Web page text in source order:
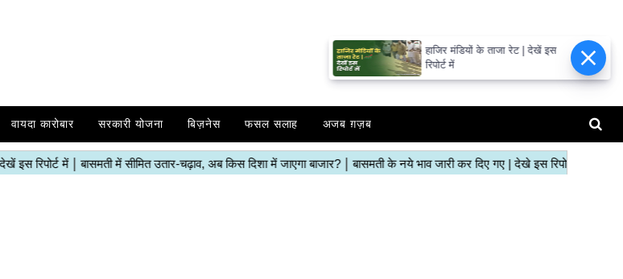
वायदा कारोबार सरकारी योजना बिज़नेस फसल सलाह अजब ग़ज़ब
हाजिर मंडियों के ताजा रेट | देखें इस
रिपोर्ट में